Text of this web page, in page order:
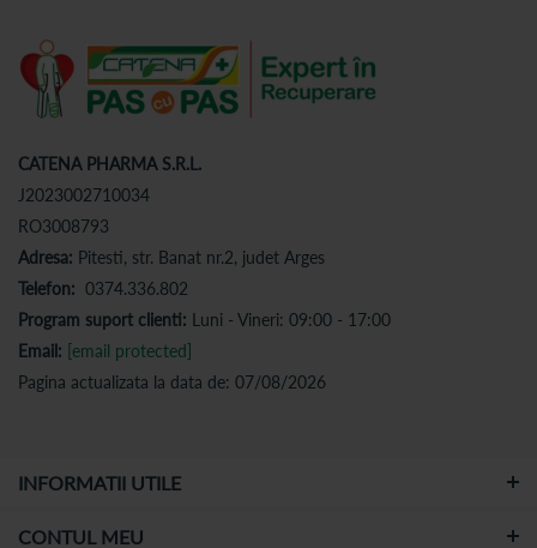
CATENA PHARMA S.R.L.
J2023002710034
RO3008793
Adresa: Pitesti, str. Banat nr.2, judet Arges
Telefon: 0374.336.802
Program suport clienti: Luni - Vineri: 09:00 - 17:00
Email: [email protected]
Pagina actualizata la data de: 07/08/2026
INFORMATII UTILE
CONTUL MEU